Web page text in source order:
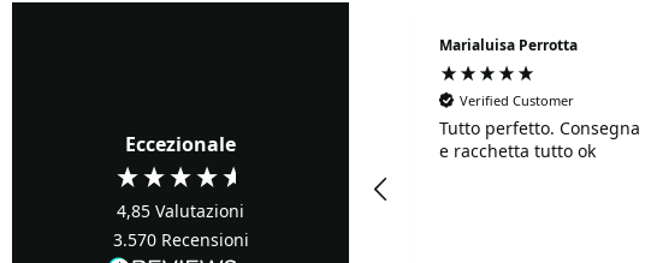
Eccezionale
4,85 Valutazioni
3.570 Recensioni
dopo. I prezzi sono
davvero
competitivi!!!Super!!!!!
Davvero super gentili e
disponibilissimi. Grazie
Marialuisa Perrotta
Verified Customer
Tutto perfetto. Consegna
e racchetta tutto ok